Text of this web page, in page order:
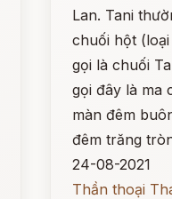
Lan. Tani
chuối hột
gọi là chuối
gọi đây là ma
màn đêm
đêm trăng
24-08-2021
Thần thoại